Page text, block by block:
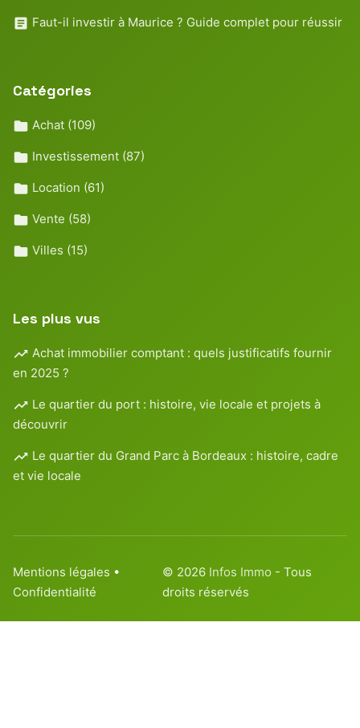
Faut-il investir à Maurice ? Guide complet pour réussir
Catégories
Achat (109)
Investissement (87)
Location (61)
Vente (58)
Villes (15)
Les plus vus
Achat immobilier comptant : quels justificatifs fournir
en 2025 ?
Le quartier du port : histoire, vie locale et projets à
découvrir
Le quartier du Grand Parc à Bordeaux : histoire, cadre
et vie locale
Mentions légales •
Confidentialité
© 2026 Infos Immo - Tous
droits réservés